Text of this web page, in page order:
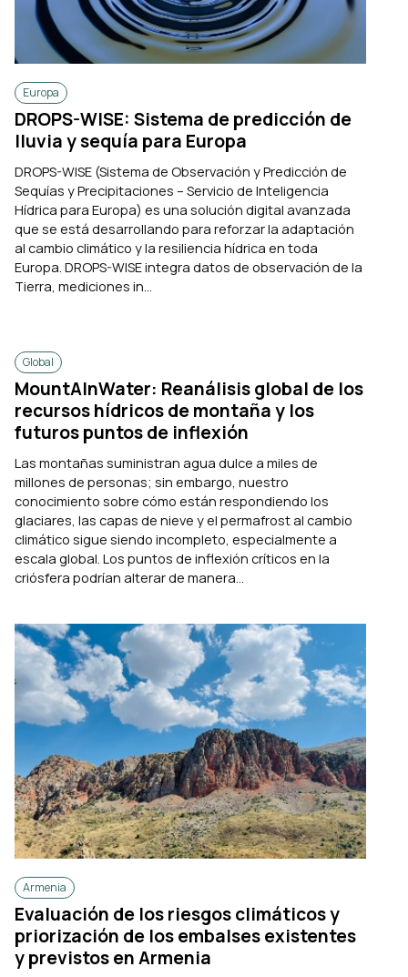
Europa
DROPS-WISE: Sistema de predicción de
lluvia y sequía para Europa
DROPS-WISE (Sistema de Observación y Predicción de
Sequías y Precipitaciones – Servicio de Inteligencia
Hídrica para Europa) es una solución digital avanzada
que se está desarrollando para reforzar la adaptación
al cambio climático y la resiliencia hídrica en toda
Europa. DROPS-WISE integra datos de observación de la
Tierra, mediciones in...
Global
MountAInWater: Reanálisis global de los
recursos hídricos de montaña y los
futuros puntos de inflexión
Las montañas suministran agua dulce a miles de
millones de personas; sin embargo, nuestro
conocimiento sobre cómo están respondiendo los
glaciares, las capas de nieve y el permafrost al cambio
climático sigue siendo incompleto, especialmente a
escala global. Los puntos de inflexión críticos en la
criósfera podrían alterar de manera...
Armenia
Evaluación de los riesgos climáticos y
priorización de los embalses existentes
y previstos en Armenia